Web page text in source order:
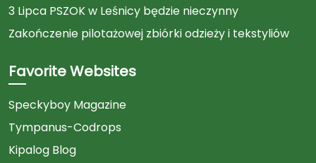
3 Lipca PSZOK w Leśnicy będzie nieczynny
Zakończenie pilotażowej zbiórki odzieży i tekstyliów
Favorite Websites
Speckyboy Magazine
Tympanus-Codrops
Kipalog Blog